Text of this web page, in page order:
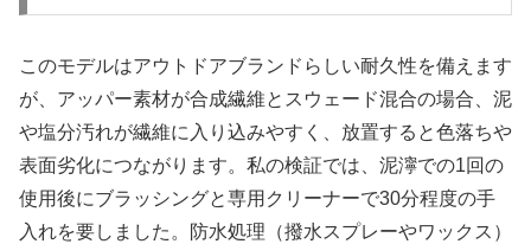
このモデルはアウトドアブランドらしい耐久性を備えます
が、アッパー素材が合成繊維とスウェード混合の場合、泥
や塩分汚れが繊維に入り込みやすく、放置すると色落ちや
表面劣化につながります。私の検証では、泥濘での1回の
使用後にブラッシングと専用クリーナーで30分程度の手
入れを要しました。防水処理（撥水スプレーやワックス）